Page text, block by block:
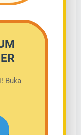
Buka